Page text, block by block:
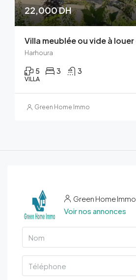
22,000 DH
Harhoura
5 3 3
VILLA
Green Home Immo
Green Home Immo
Voir nos annonces